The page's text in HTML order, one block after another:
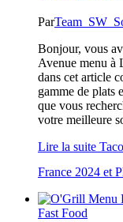
Par
Bonjour, vous
Avenue menu à
dans cet article
gamme de plats
que vous
votre meilleure
Lire la suite
France 2024 et
Fast Food